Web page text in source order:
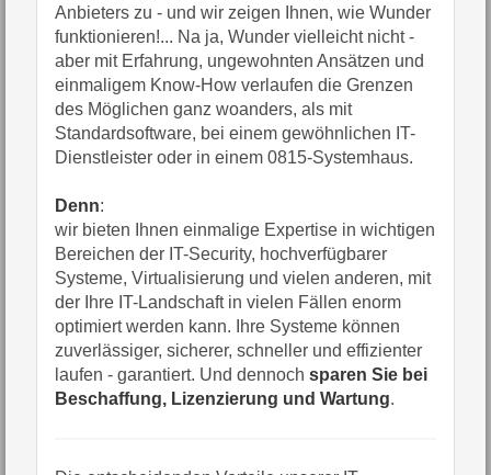
Anbieters zu - und wir zeigen Ihnen, wie Wunder
funktionieren!... Na ja, Wunder vielleicht nicht -
aber mit Erfahrung, ungewohnten Ansätzen und
einmaligem Know-How verlaufen die Grenzen
des Möglichen ganz woanders, als mit
Standardsoftware, bei einem gewöhnlichen IT-
Dienstleister oder in einem 0815-Systemhaus.
Denn:
wir bieten Ihnen einmalige Expertise in wichtigen
Bereichen der IT-Security, hochverfügbarer
Systeme, Virtualisierung und vielen anderen, mit
der Ihre IT-Landschaft in vielen Fällen enorm
optimiert werden kann. Ihre Systeme können
zuverlässiger, sicherer, schneller und effizienter
laufen - garantiert. Und dennoch sparen Sie bei
Beschaffung, Lizenzierung und Wartung.